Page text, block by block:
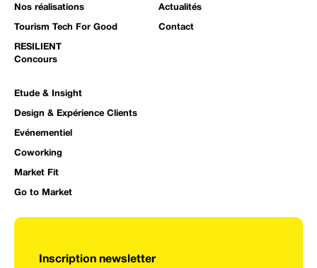
Nos réalisations
Tourism Tech For Good
RESILIENT
Concours
Actualités
Contact
Etude & Insight
Design & Expérience Clients
Evénementiel
Coworking
Market Fit
Go to Market
Inscription newsletter